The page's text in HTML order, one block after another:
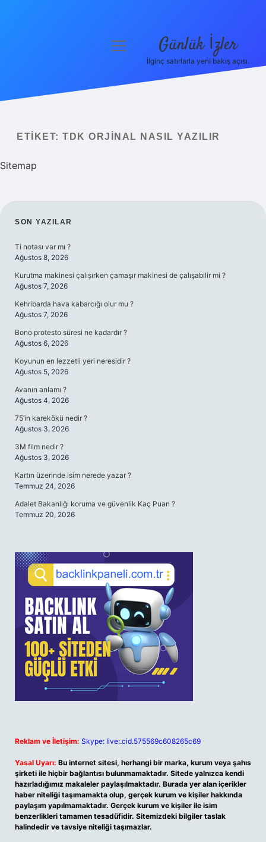
Yasal Uyarı
Hakkımızda
menüyü
Günlük İzler
İlginç satırlarla yeni bakış açısı.
ETIKET: TDK ORJINAL NASIL YAZILIR
Sitemap
SIDEBAR
SON YAZILAR
Ti notası var mı ?
Ağustos 8, 2026
Kurutma makinesi çalışırken çamaşır makinesi de çalışabilir mi ?
Ağustos 7, 2026
Kehribarda hava kabarcığı olur mu ?
Ağustos 7, 2026
Bono protesto süresi ne kadardır ?
Ağustos 6, 2026
Koyunun en lezzetli yeri neresidir ?
Ağustos 5, 2026
Avanın anlamı ?
Ağustos 4, 2026
75’in karekökü nedir ?
Ağustos 3, 2026
3M film nedir ?
Ağustos 3, 2026
Kartın üzerinde isim nerede yazar ?
Temmuz 24, 2026
Adalet Bakanlığı koruma ve güvenlik Kaç Puan ?
Temmuz 20, 2026
Reklam ve İletişim: Skype: live:.cid.575569c608265c69
Yasal Uyarı: Bu internet sitesi, herhangi bir marka, kurum veya şahıs
şirketi ile hiçbir bağlantısı bulunmamaktadır. Sitede yalnızca kendi
hazırladığımız makaleler paylaşılmaktadır. Burada yer alan içerikler
haber niteliği taşımamakta olup, gerçek kurum ve kişiler hakkında
paylaşım yapılmamaktadır. Gerçek kurum ve kişiler ile isim
benzerlikleri tamamen tesadüfidir. Sitemizdeki bilgiler taslak
halindedir ve tavsiye niteliği taşımazlar.